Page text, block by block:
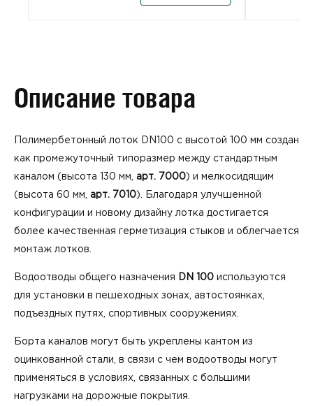
Описание товара
Полимербетонный лоток DN100 с высотой 100 мм создан
как промежуточный типоразмер между стандартным
каналом (высота 130 мм, арт. 7000) и мелкосидящим
(высота 60 мм, арт. 7010). Благодаря улучшенной
конфигурации и новому дизайну лотка достигается
более качественная герметизация стыков и облегчается
монтаж лотков.
Водоотводы общего назначения DN 100 используются
для установки в пешеходных зонах, автостоянках,
подъездных путях, спортивных сооружениях.
Борта каналов могут быть укреплены кантом из
оцинкованной стали, в связи с чем водоотводы могут
применяться в условиях, связанных с большими
нагрузками на дорожные покрытия.